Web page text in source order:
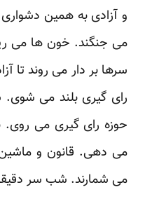
و آزادی به همین
می جنگند. خون ها می
سرها بر دار می روند تا
رای گیری بلند می
حوزه رای گیری می
می دهی. قانون و ماشین
می شمارند. شب سر